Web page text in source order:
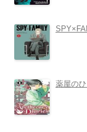
薬屋の